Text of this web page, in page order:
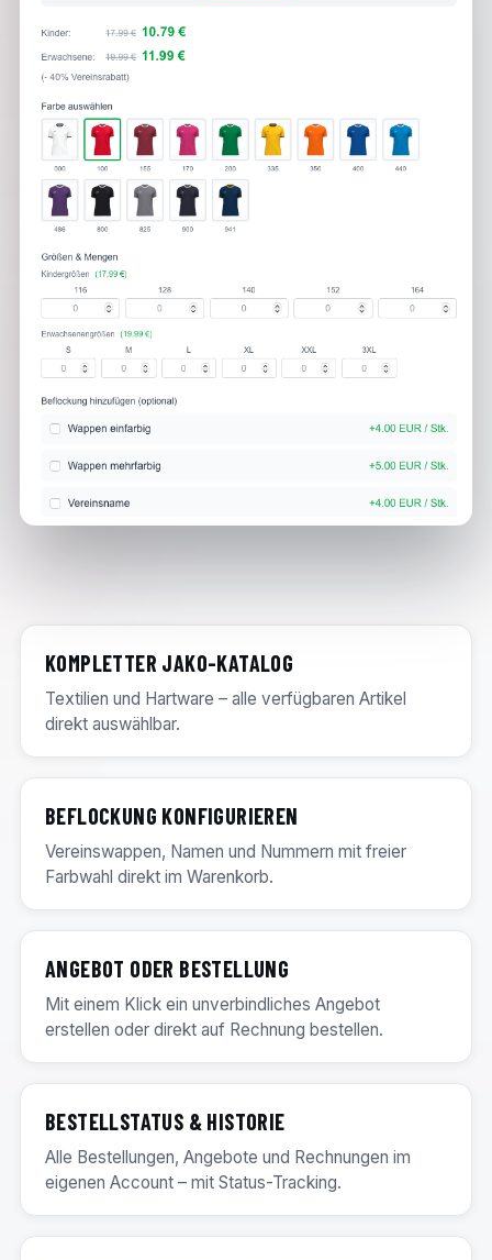
KOMPLETTER JAKO-KATALOG
Textilien und Hartware – alle verfügbaren Artikel
direkt auswählbar.
BEFLOCKUNG KONFIGURIEREN
Vereinswappen, Namen und Nummern mit freier
Farbwahl direkt im Warenkorb.
ANGEBOT ODER BESTELLUNG
Mit einem Klick ein unverbindliches Angebot
erstellen oder direkt auf Rechnung bestellen.
BESTELLSTATUS & HISTORIE
Alle Bestellungen, Angebote und Rechnungen im
eigenen Account – mit Status-Tracking.